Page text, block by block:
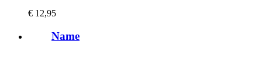
€ 12,95
Name